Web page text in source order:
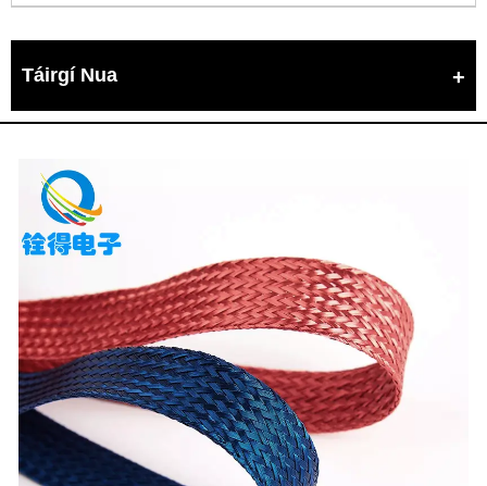
Táirgí Nua